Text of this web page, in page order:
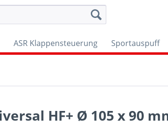
ASR Klappensteuerung Sportauspuff
HF+ Ø 105 x 90